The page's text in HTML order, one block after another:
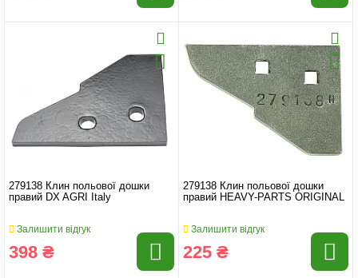
279138 Клин польової дошки
правий DX AGRI Italy
Залишити відгук
398 ₴
279138 Клин польової дошки
правий HEAVY-PARTS ORIGINAL
Залишити відгук
225 ₴